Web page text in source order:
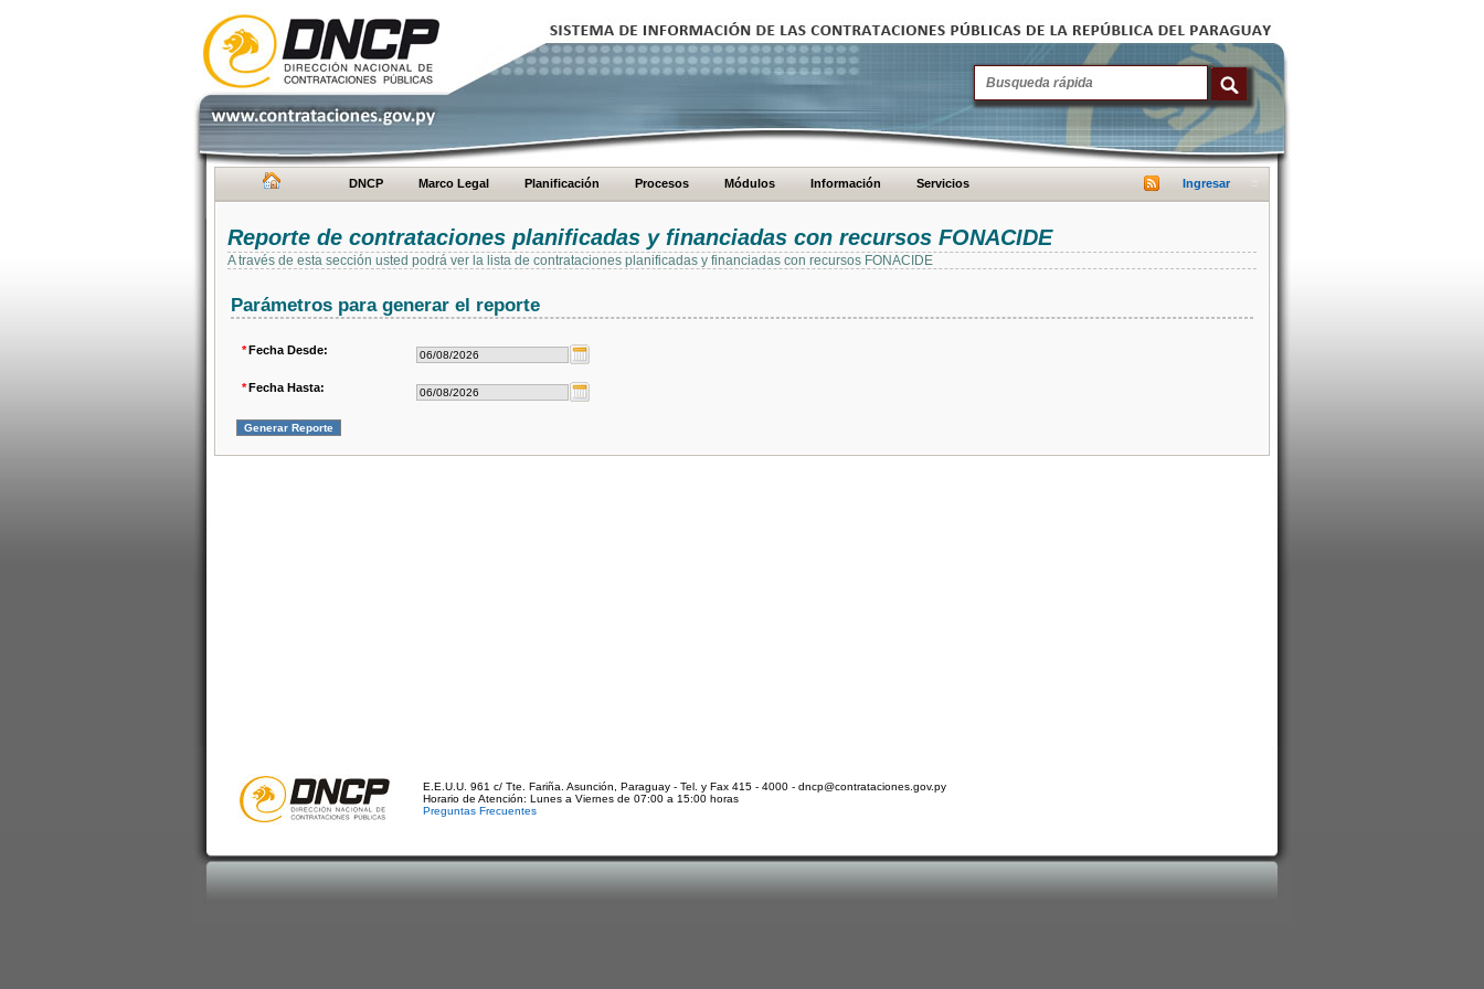
DNCP Marco Legal Planificación Procesos Módulos Información Servicios Ingresar
Reporte de contrataciones planificadas y financiadas con recursos FONACIDE
A través de esta sección usted podrá ver la lista de contrataciones planificadas y financiadas con recursos FONACIDE
Parámetros para generar el reporte
*Fecha Desde:
*Fecha Hasta:
E.E.U.U. 961 c/ Tte. Fariña. Asunción, Paraguay - Tel. y Fax 415 - 4000 - dncp@contrataciones.gov.py
Horario de Atención: Lunes a Viernes de 07:00 a 15:00 horas
Preguntas Frecuentes